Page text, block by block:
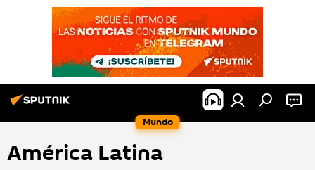
Mundo
América Latina